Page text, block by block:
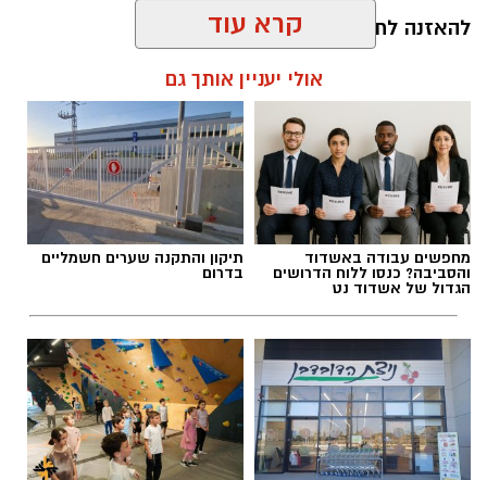
בסד"כ ההגנה ובכיתות הכוננות ביישובי עוטף עזה.
בהודעת התנועה נמסר כי מדובר בהחלטה
משמעותית, המשקפת הקשבה לעמדות שהציגו
ראשי הרשויות ותנועת "עתיד לעוטף", אשר התריעו
בשבועות האחרונים מפני כל פגיעה במרכיבי ההגנה
היישוביים והבהירו כי המצב הביטחוני עדיין אינו
מאפשר צמצום בכוחות.
עם זאת, בתנועה מדגישים כי ההכרזה לבדה אינה
מספיקה וכי המבחן האמיתי יהיה ביישום ההחלטה
בפועל. לדבריהם, הם ימשיכו לעקוב אחר הנעשה
בשטח כדי לוודא שלא יינקטו צעדים שיפגעו
בכשירות כיתות הכוננות ובביטחונם של תושבי
העוטף.
להאזנה לתוכן:
אלדה נתנאל / 17:06 05.08.26
תגים:מושב שובה
קרא עוד
אולי יעניין אותך גם
והסביבה? כנסו ללוח הדרושים בדרום